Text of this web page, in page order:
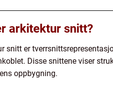
arkitektur snitt?
snitt er
Disse snittene viser
oppbygning.